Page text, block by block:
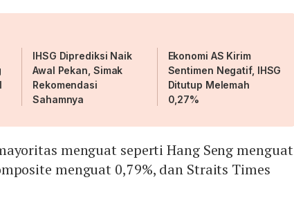
IHSG Diprediksi Naik
Awal Pekan, Simak
Rekomendasi
Sahamnya
Ekonomi AS Kirim
Sentimen Negatif, IHSG
Ditutup Melemah
0,27%
menguat seperti Hang Seng menguat
menguat 0,79%, dan Straits Times